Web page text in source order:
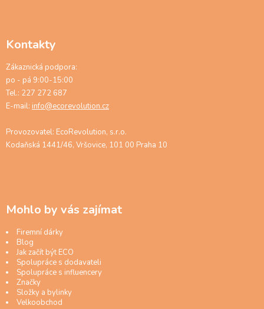
Kontakty
Zákaznická podpora:
po - pá 9:00-15:00
Tel.: 227 272 687
E-mail: info@ecorevolution.cz
Provozovatel: EcoRevolution, s.r.o.
Kodaňská 1441/46, Vršovice, 101 00 Praha 10
Mohlo by vás zajímat
Firemní dárky
Blog
Jak začít být ECO
Spolupráce s dodavateli
Spolupráce s influencery
Značky
Složky a bylinky
Velkoobchod